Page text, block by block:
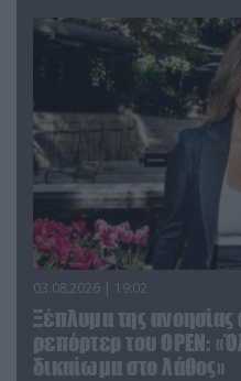
03.08.2026 | 19:02
Ξέπλυμα της ανοησίας
ρεπόρτερ του ΟΡΕΝ:
δικαίωμα στο λάθος»